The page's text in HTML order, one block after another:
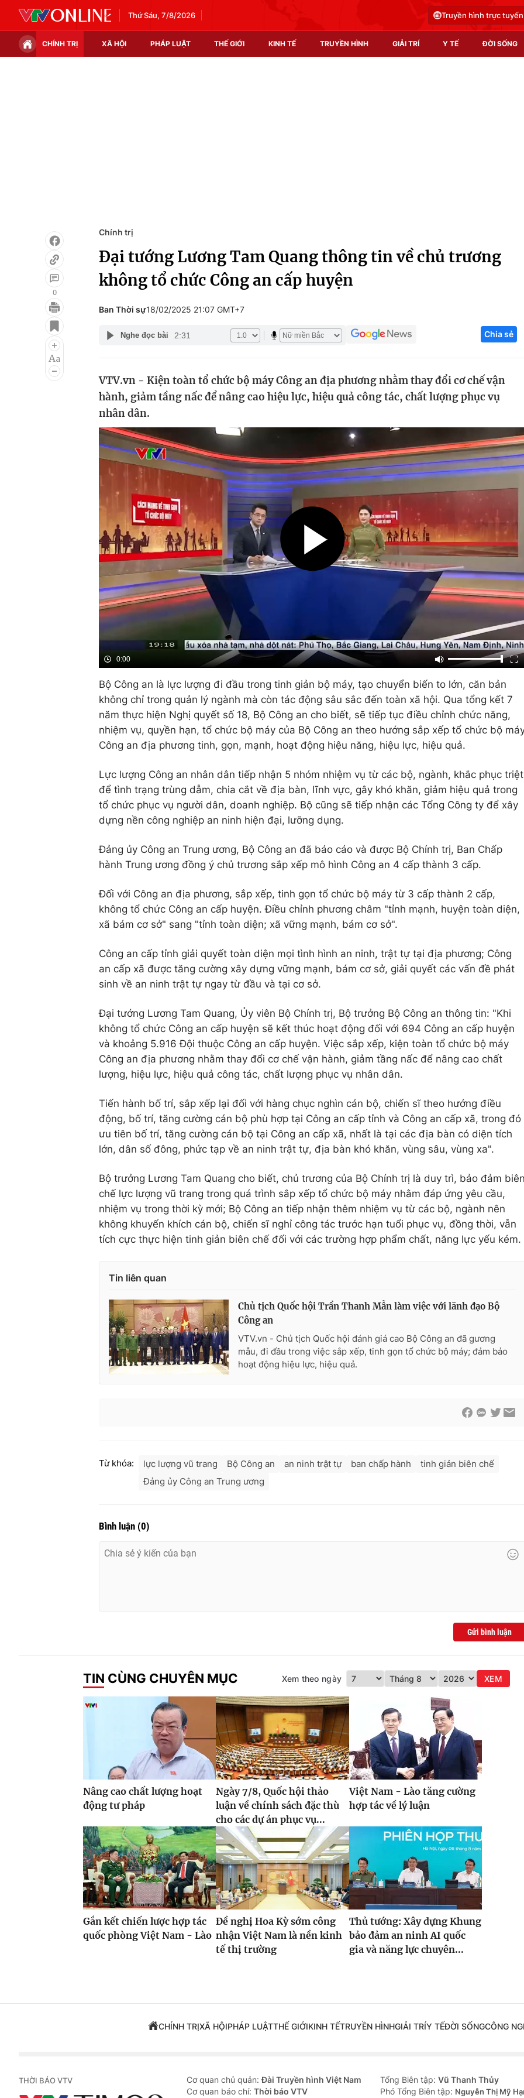
Thứ Sáu, 7/8/2026 Truyền hình trực tuyến
CHÍNH TRỊ XÃ HỘI PHÁP LUẬT THẾ GIỚI KINH TẾ TRUYỀN HÌNH GIẢI TRÍ Y TẾ ĐỜI SỐNG
Infographic
Điện ảnh
Âm nhạc
Du lịch
Chất lượng cuộc sống
Tuyển sinh
Hitech Công
Thị trường
0
Chính trị
Đại tướng Lương Tam Quang thông tin về chủ trương
không tổ chức Công an cấp huyện
Ban Thời sự18/02/2025 21:07 GMT+7
Nghe đọc bài 2:31 Chia sẻ
VTV.vn - Kiện toàn tổ chức bộ máy Công an địa phương nhằm thay đổi cơ chế vận
hành, giảm tầng nấc để nâng cao hiệu lực, hiệu quả công tác, chất lượng phục vụ
nhân dân.
0:00
Bộ Công an là lực lượng đi đầu trong tinh giản bộ máy, tạo chuyển biến to lớn, căn bản
không chỉ trong quản lý ngành mà còn tác động sâu sắc đến toàn xã hội. Qua tổng kết 7
năm thực hiện Nghị quyết số 18, Bộ Công an cho biết, sẽ tiếp tục điều chỉnh chức năng,
nhiệm vụ, quyền hạn, tổ chức bộ máy của Bộ Công an theo hướng sắp xếp tổ chức bộ
Công an địa phương tinh, gọn, mạnh, hoạt động hiệu năng, hiệu lực, hiệu quả.
Lực lượng Công an nhân dân tiếp nhận 5 nhóm nhiệm vụ từ các bộ, ngành, khắc phục triệt
để tình trạng trùng dẫm, chia cắt về địa bàn, lĩnh vực, gây khó khăn, giảm hiệu quả trong
tổ chức phục vụ người dân, doanh nghiệp. Bộ cũng sẽ tiếp nhận các Tổng Công ty để xây
dựng nền công nghiệp an ninh hiện đại, lưỡng dụng.
Đảng ủy Công an Trung ương, Bộ Công an đã báo cáo và được Bộ Chính trị, Ban Chấp
hành Trung ương đồng ý chủ trương sắp xếp mô hình Công an 4 cấp thành 3 cấp.
Đối với Công an địa phương, sắp xếp, tinh gọn tổ chức bộ máy từ 3 cấp thành 2 cấp,
không tổ chức Công an cấp huyện. Điều chỉnh phương châm "tỉnh mạnh, huyện toàn diện,
xã bám cơ sở" sang "tỉnh toàn diện; xã vững mạnh, bám cơ sở".
Công an cấp tỉnh giải quyết toàn diện mọi tình hình an ninh, trật tự tại địa phương; Công
an cấp xã được tăng cường xây dựng vững mạnh, bám cơ sở, giải quyết các vấn đề phát
sinh về an ninh trật tự ngay từ đầu và tại cơ sở.
Đại tướng Lương Tam Quang, Ủy viên Bộ Chính trị, Bộ trưởng Bộ Công an thông tin: "Khi
không tổ chức Công an cấp huyện sẽ kết thúc hoạt động đối với 694 Công an cấp huyện
và khoảng 5.916 Đội thuộc Công an cấp huyện. Việc sắp xếp, kiện toàn tổ chức bộ máy
Công an địa phương nhằm thay đổi cơ chế vận hành, giảm tầng nấc để nâng cao chất
lượng, hiệu lực, hiệu quả công tác, chất lượng phục vụ nhân dân.
Tiến hành bố trí, sắp xếp lại đối với hàng chục nghìn cán bộ, chiến sĩ theo hướng điều
động, bố trí, tăng cường cán bộ phù hợp tại Công an cấp tỉnh và Công an cấp xã, trong đó
ưu tiên bố trí, tăng cường cán bộ tại Công an cấp xã, nhất là tại các địa bàn có diện tích
lớn, dân số đông, phức tạp về an ninh trật tự, địa bàn khó khăn, vùng sâu, vùng xa".
Bộ trưởng Lương Tam Quang cho biết, chủ trương của Bộ Chính trị là duy trì, bảo đảm
chế lực lượng vũ trang trong quá trình sắp xếp tổ chức bộ máy nhằm đáp ứng yêu cầu,
nhiệm vụ trong thời kỳ mới; Bộ Công an tiếp nhận thêm nhiệm vụ từ các bộ, ngành nên
không khuyến khích cán bộ, chiến sĩ nghỉ công tác trước hạn tuổi phục vụ, đồng thời, vẫn
tích cực thực hiện tinh giản biên chế đối với các trường hợp phẩm chất, năng lực yếu kém.
Tin liên quan
Chủ tịch Quốc hội Trần Thanh Mẫn làm việc với lãnh đạo Bộ
Công an
VTV.vn - Chủ tịch Quốc hội đánh giá cao Bộ Công an đã gương
mẫu, đi đầu trong việc sắp xếp, tinh gọn tổ chức bộ máy; đảm bảo
hoạt động hiệu lực, hiệu quả.
Từ khóa: lực lượng vũ trang Bộ Công an an ninh trật tự ban chấp hành
tinh giản biên chế
Đảng ủy Công an Trung ương
Bình luận (0)
Gửi bình luận
TIN CÙNG CHUYÊN MỤC Xem theo ngày XEM
Nâng cao chất lượng hoạt
động tư pháp
Ngày 7/8, Quốc hội thảo
luận về chính sách đặc thù
cho các dự án phục vụ...
Việt Nam - Lào tăng cường
hợp tác về lý luận
Gắn kết chiến lược hợp tác
quốc phòng Việt Nam - Lào
Đề nghị Hoa Kỳ sớm công
nhận Việt Nam là nền kinh
tế thị trường
Thủ tướng: Xây dựng Khung
bảo đảm an ninh AI quốc
gia và năng lực chuyên...
CHÍNH TRỊXÃ HỘIPHÁP LUẬTTHẾ GIỚIKINH TẾTRUYỀN HÌNHGIẢI TRÍY TẾĐỜI SỐNGCÔNG
THỜI BÁO VTV Cơ quan chủ quản:Đài Truyền hình Việt Nam
Cơ quan báo chí: Thời báo VTV
Tổng Biên tập: Vũ Thanh Thủy
Phó Tổng Biên tập: Nguyễn Thị Mỹ